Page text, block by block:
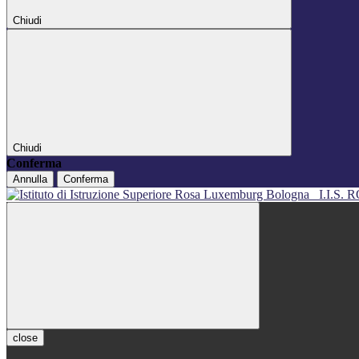
Chiudi
Chiudi
Conferma
Annulla Conferma
I.I.S.
close